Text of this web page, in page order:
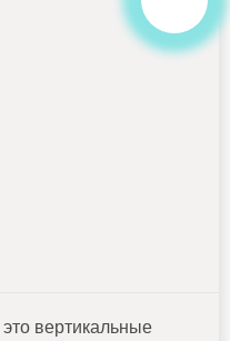
вертикальные